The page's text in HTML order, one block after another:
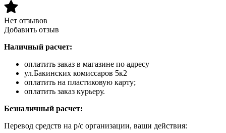
Нет отзывов
Добавить отзыв
Наличный расчет:
оплатить заказ в магазине по адресу
ул.Бакинских комиссаров 5к2
оплатить на пластиковую карту;
оплатить заказ курьеру.
Безналичный расчет:
Перевод средств на р/с организации, ваши действия: